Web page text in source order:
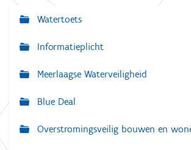
N
a
i
g
t
Watertoets
Informatieplicht
Meerlaagse Waterveiligheid
Blue Deal
Overstromingsveilig bouwen en